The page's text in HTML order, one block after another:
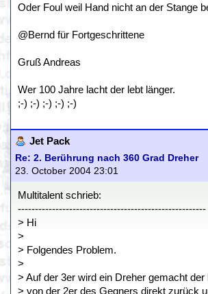
Oder Foul weil Hand nicht an der Stange
@Bernd für Fortgeschrittene
Gruß Andreas
Wer 100 Jahre lacht der lebt länger.
;-) ;-) ;-) ;-) ;-)
Jet Pack
Re: 2. Berührung nach 360 Grad Dreher
23. October 2004 23:01
Multitalent schrieb:
-------------------------------------------------------
> Hi
>
> Folgendes Problem.
>
> Auf der 3er wird ein Dreher gemacht
> von der 2er des Gegners direkt zurück